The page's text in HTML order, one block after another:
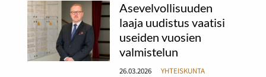
Asevelvollisuuden
laaja uudistus vaatisi
useiden vuosien
valmistelun
26.03.2026 YHTEISKUNTA